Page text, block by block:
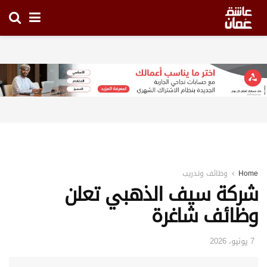
Home وظائف وتدريب
شركة سيف الذهبي تعلن
وظائف شاغرة
7 يونيو، 2026